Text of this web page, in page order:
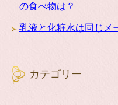
の食べ物は？
乳液と化粧水は同じメ
カテゴリー